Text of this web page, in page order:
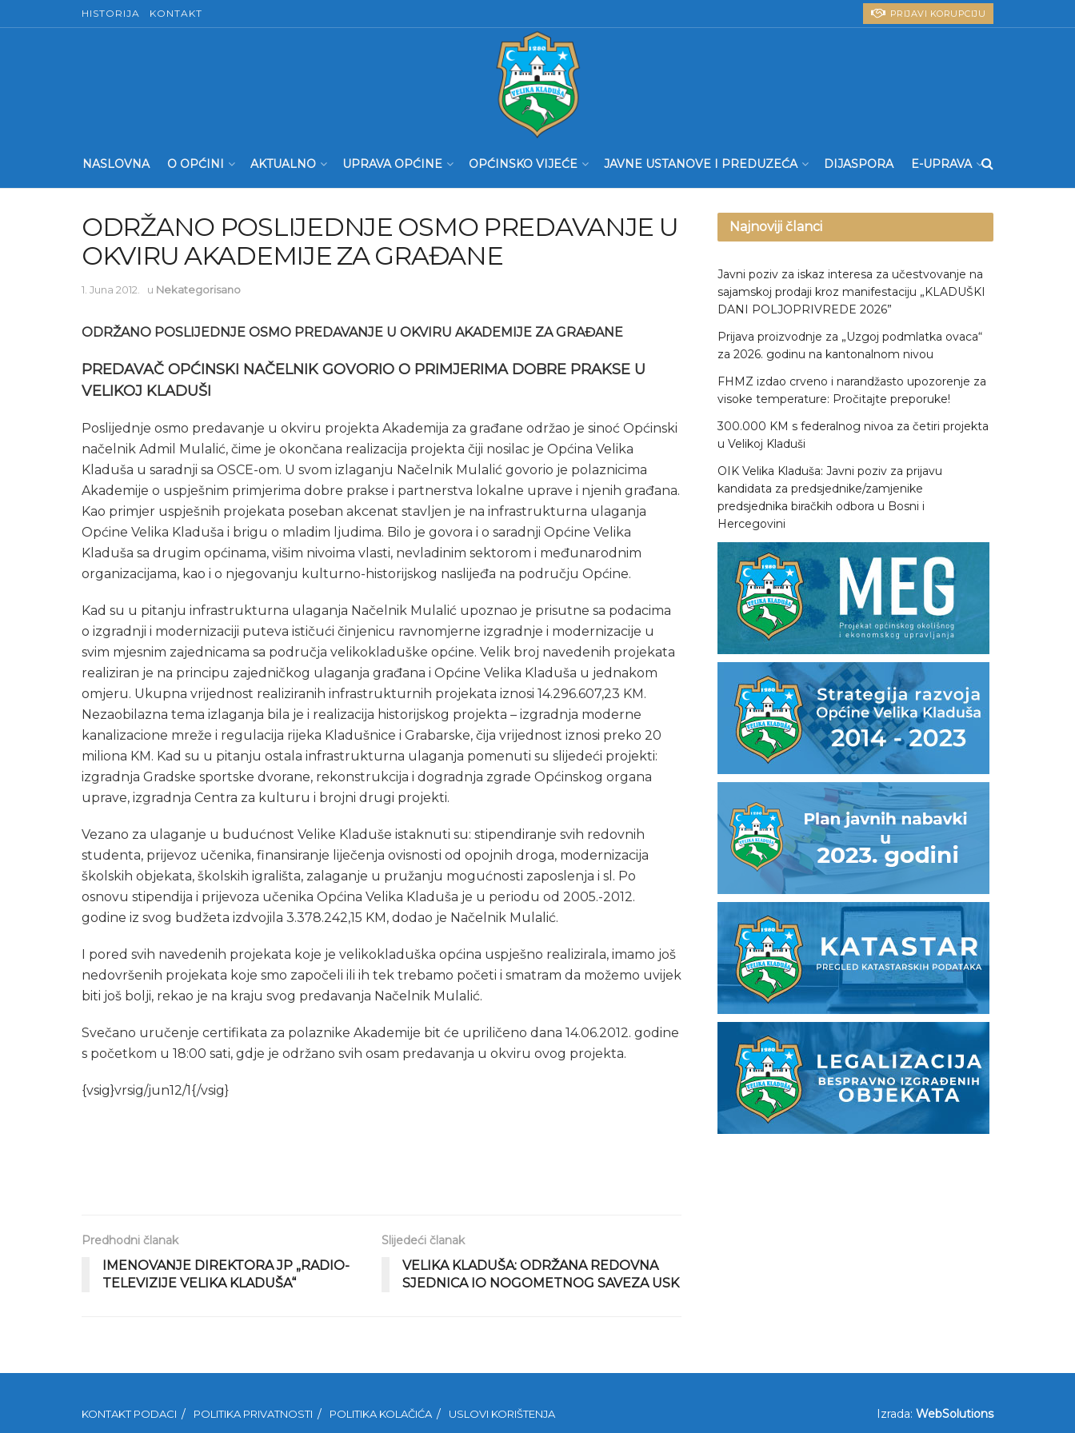
HISTORIJA KONTAKT PRIJAVI KORUPCIJU
NASLOVNA O OPĆINI AKTUALNO UPRAVA OPĆINE OPĆINSKO VIJEĆE JAVNE USTANOVE I PREDUZEĆA DIJASPORA E-UPRAVA
ODRŽANO POSLIJEDNJE OSMO PREDAVANJE U
OKVIRU AKADEMIJE ZA GRAĐANE
1. Juna 2012. u Nekategorisano
ODRŽANO POSLIJEDNJE OSMO PREDAVANJE U OKVIRU AKADEMIJE ZA GRAĐANE
PREDAVAČ OPĆINSKI NAČELNIK GOVORIO O PRIMJERIMA DOBRE PRAKSE U
VELIKOJ KLADUŠI
Poslijednje osmo predavanje u okviru projekta Akademija za građane održao je sinoć Općinski
načelnik Admil Mulalić, čime je okončana realizacija projekta čiji nosilac je Općina Velika
Kladuša u saradnji sa OSCE-om. U svom izlaganju Načelnik Mulalić govorio je polaznicima
Akademije o uspješnim primjerima dobre prakse i partnerstva lokalne uprave i njenih građana.
Kao primjer uspješnih projekata poseban akcenat stavljen je na infrastrukturna ulaganja
Općine Velika Kladuša i brigu o mladim ljudima. Bilo je govora i o saradnji Općine Velika
Kladuša sa drugim općinama, višim nivoima vlasti, nevladinim sektorom i međunarodnim
organizacijama, kao i o njegovanju kulturno-historijskog naslijeđa na području Općine.
Kad su u pitanju infrastrukturna ulaganja Načelnik Mulalić upoznao je prisutne sa podacima
o izgradnji i modernizaciji puteva ističući činjenicu ravnomjerne izgradnje i modernizacije u
svim mjesnim zajednicama sa područja velikokladuške općine. Velik broj navedenih projekata
realiziran je na principu zajedničkog ulaganja građana i Općine Velika Kladuša u jednakom
omjeru. Ukupna vrijednost realiziranih infrastrukturnih projekata iznosi 14.296.607,23 KM.
Nezaobilazna tema izlaganja bila je i realizacija historijskog projekta – izgradnja moderne
kanalizacione mreže i regulacija rijeka Kladušnice i Grabarske, čija vrijednost iznosi preko 20
miliona KM. Kad su u pitanju ostala infrastrukturna ulaganja pomenuti su slijedeći projekti:
izgradnja Gradske sportske dvorane, rekonstrukcija i dogradnja zgrade Općinskog organa
uprave, izgradnja Centra za kulturu i brojni drugi projekti.
Vezano za ulaganje u budućnost Velike Kladuše istaknuti su: stipendiranje svih redovnih
studenta, prijevoz učenika, finansiranje liječenja ovisnosti od opojnih droga, modernizacija
školskih objekata, školskih igrališta, zalaganje u pružanju mogućnosti zaposlenja i sl. Po
osnovu stipendija i prijevoza učenika Općina Velika Kladuša je u periodu od 2005.-2012.
godine iz svog budžeta izdvojila 3.378.242,15 KM, dodao je Načelnik Mulalić.
I pored svih navedenih projekata koje je velikokladuška općina uspješno realizirala, imamo još
nedovršenih projekata koje smo započeli ili ih tek trebamo početi i smatram da možemo uvijek
biti još bolji, rekao je na kraju svog predavanja Načelnik Mulalić.
Svečano uručenje certifikata za polaznike Akademije bit će upriličeno dana 14.06.2012. godine
s početkom u 18:00 sati, gdje je održano svih osam predavanja u okviru ovog projekta.
{vsig}vrsig/jun12/1{/vsig}
Predhodni članak
IMENOVANJE DIREKTORA JP „RADIO-
TELEVIZIJE VELIKA KLADUŠA“
Slijedeći članak
VELIKA KLADUŠA: ODRŽANA REDOVNA
SJEDNICA IO NOGOMETNOG SAVEZA USK
Najnoviji članci
Javni poziv za iskaz interesa za učestvovanje na
sajamskoj prodaji kroz manifestaciju „KLADUŠKI
DANI POLJOPRIVREDE 2026”
Prijava proizvodnje za „Uzgoj podmlatka ovaca“
za 2026. godinu na kantonalnom nivou
FHMZ izdao crveno i narandžasto upozorenje za
visoke temperature: Pročitajte preporuke!
300.000 KM s federalnog nivoa za četiri projekta
u Velikoj Kladuši
OIK Velika Kladuša: Javni poziv za prijavu
kandidata za predsjednike/zamjenike
predsjednika biračkih odbora u Bosni i
Hercegovini
KONTAKT PODACI POLITIKA PRIVATNOSTI POLITIKA KOLAČIĆA USLOVI KORIŠTENJA Izrada: WebSolutions